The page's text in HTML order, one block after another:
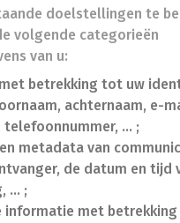
doelstellingen te
volgende categorieën
van u:
betrekking tot uw
achternaam, e-
... ;
metadata van
de datum en tijd
… ;
informatie met